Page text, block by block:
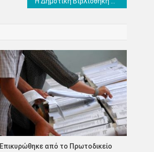
Επικυρώθηκε από το Πρωτοδικείο